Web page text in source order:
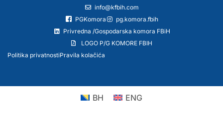
info@kfbih.com
PGKomora
pg.komora.fbih
Privredna /Gospodarska komora FBiH
LOGO P/G KOMORE FBIH
Politika privatnostiPravila kolačića
BH ENG